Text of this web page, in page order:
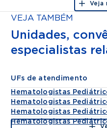
Veja
VEJA TAMBÉM
Unidades,
especialistas
UFs de atendimento
Hematologistas
Hematologistas
Hematologistas
Hematologistas